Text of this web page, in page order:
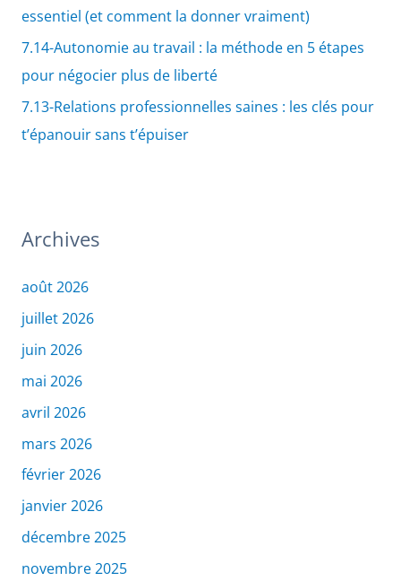
essentiel (et comment la donner vraiment)
7.14-Autonomie au travail : la méthode en 5 étapes
pour négocier plus de liberté
7.13-Relations professionnelles saines : les clés pour
t’épanouir sans t’épuiser
Archives
août 2026
juillet 2026
juin 2026
mai 2026
avril 2026
mars 2026
février 2026
janvier 2026
décembre 2025
novembre 2025